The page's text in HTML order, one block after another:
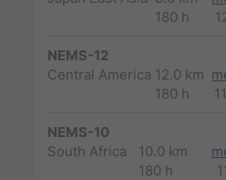
180 h
NEMS-12
Central America 12.0 km
180 h
NEMS-10
South Africa
10.0 km
180 h